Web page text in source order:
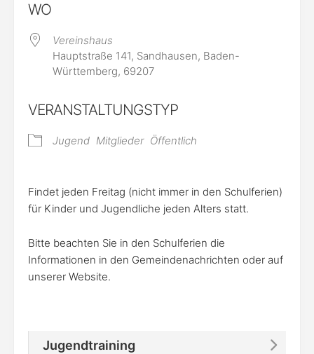
WO
Vereinshaus
Hauptstraße 141, Sandhausen, Baden-
Württemberg, 69207
VERANSTALTUNGSTYP
Jugend Mitglieder Öffentlich
Findet jeden Freitag (nicht immer in den Schulferien)
für Kinder und Jugendliche jeden Alters statt.
Bitte beachten Sie in den Schulferien die
Informationen in den Gemeindenachrichten oder auf
unserer Website.
Jugendtraining